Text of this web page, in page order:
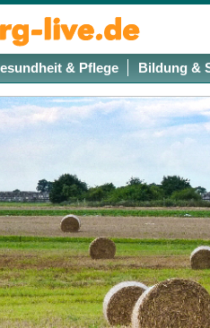
& Pflege Bildung &